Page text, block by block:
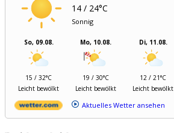
14 / 24°C
Sonnig
So, 09.08.
15 / 32°C
Leicht bewölkt
Mo, 10.08.
19 / 30°C
Leicht bewölkt
Di, 11.08.
12 / 21°C
Leicht bewölkt
Aktuelles Wetter ansehen